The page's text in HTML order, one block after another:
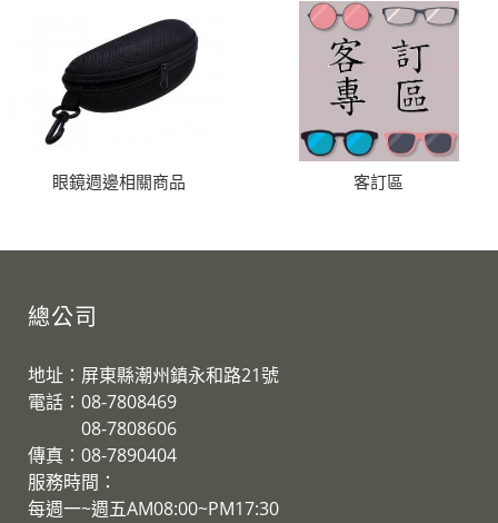
眼鏡週邊相關商品 客訂區
總公司
地址：屏東縣潮州鎮永和路21號
電話：08-7808469
08-7808606
傳真：08-7890404
服務時間：
每週一~週五AM08:00~PM17:30